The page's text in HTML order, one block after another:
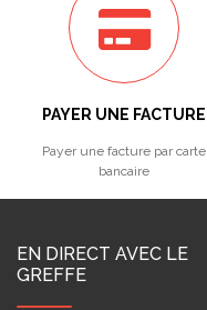
PAYER UNE FACTURE
Payer une facture par carte
bancaire
EN DIRECT AVEC LE
GREFFE